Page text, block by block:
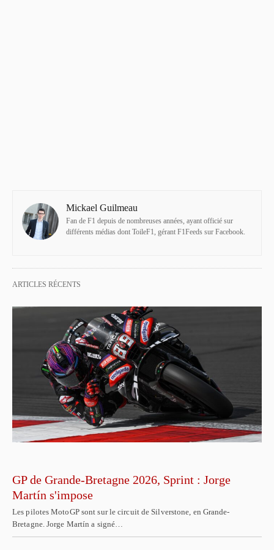
Mickael Guilmeau
Fan de F1 depuis de nombreuses années, ayant officié sur
différents médias dont ToileF1, gérant F1Feeds sur Facebook.
ARTICLES RÉCENTS
GP de Grande-Bretagne 2026, Sprint : Jorge
Martín s'impose
Les pilotes MotoGP sont sur le circuit de Silverstone, en Grande-
Bretagne. Jorge Martín a signé…